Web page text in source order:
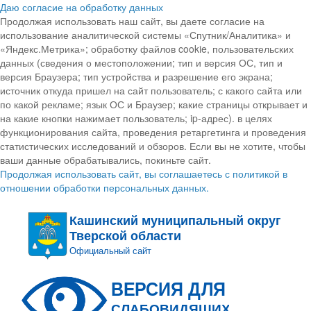
Даю согласие на обработку данных
Продолжая использовать наш сайт, вы даете согласие на
использование аналитической системы «Спутник/Аналитика» и
«Яндекс.Метрика»; обработку файлов cookie, пользовательских
данных (сведения о местоположении; тип и версия ОС, тип и
версия Браузера; тип устройства и разрешение его экрана;
источник откуда пришел на сайт пользователь; с какого сайта или
по какой рекламе; язык ОС и Браузер; какие страницы открывает и
на какие кнопки нажимает пользователь; ip-адрес). в целях
функционирования сайта, проведения ретаргетинга и проведения
статистических исследований и обзоров. Если вы не хотите, чтобы
ваши данные обрабатывались, покиньте сайт.
Продолжая использовать сайт, вы соглашаетесь с политикой в
отношении обработки персональных данных.